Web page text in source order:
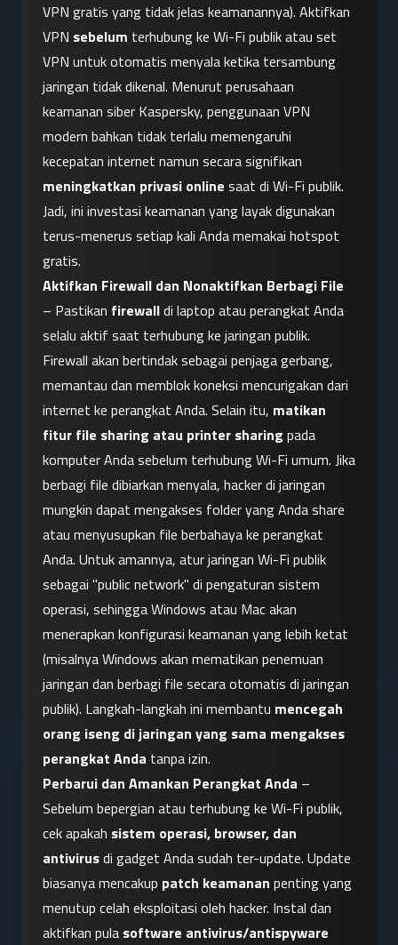
VPN gratis yang tidak jelas keamanannya). Aktifkan
VPN sebelum terhubung ke Wi-Fi publik atau set
VPN untuk otomatis menyala ketika tersambung
jaringan tidak dikenal. Menurut perusahaan
keamanan siber Kaspersky, penggunaan VPN
modern bahkan tidak terlalu memengaruhi
meningkatkan privasi online saat di Wi-Fi publik.
Jadi, ini investasi keamanan yang layak digunakan
terus-menerus setiap kali Anda memakai hotspot
gratis.
Aktifkan Firewall dan Nonaktifkan Berbagi File
– Pastikan firewall di laptop atau perangkat Anda
selalu aktif saat terhubung ke jaringan publik.
Firewall akan bertindak sebagai penjaga gerbang,
memantau dan memblok koneksi mencurigakan dari
internet ke perangkat Anda. Selain itu, matikan
fitur file sharing atau printer sharing pada
komputer Anda sebelum terhubung Wi-Fi umum. Jika
berbagi file dibiarkan menyala, hacker di jaringan
mungkin dapat mengakses folder yang Anda share
atau menyusupkan file berbahaya ke perangkat
Anda. Untuk amannya, atur jaringan Wi-Fi publik
sebagai "public network" di pengaturan sistem
operasi, sehingga Windows atau Mac akan
menerapkan konfigurasi keamanan yang lebih ketat
(misalnya Windows akan mematikan penemuan
jaringan dan berbagi file secara otomatis di jaringan
publik). Langkah-langkah ini membantu mencegah
orang iseng di jaringan yang sama mengakses
perangkat Anda tanpa izin.
Perbarui dan Amankan Perangkat Anda –
Sebelum bepergian atau terhubung ke Wi-Fi publik,
cek apakah sistem operasi, browser, dan
antivirus di gadget Anda sudah ter-update. Update
biasanya mencakup patch keamanan penting yang
menutup celah eksploitasi oleh hacker. Instal dan
aktifkan pula software antivirus/antispyware